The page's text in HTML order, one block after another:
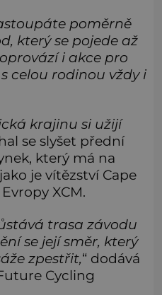
poměrně
který se pojede až
i akce pro
celou rodinou vždy i
krajinu si užijí
se slyšet přední
který má na
je vítězství Cape
XCM.
trasa závodu
se její směr, který
zpestřit,“ dodává
Cycling